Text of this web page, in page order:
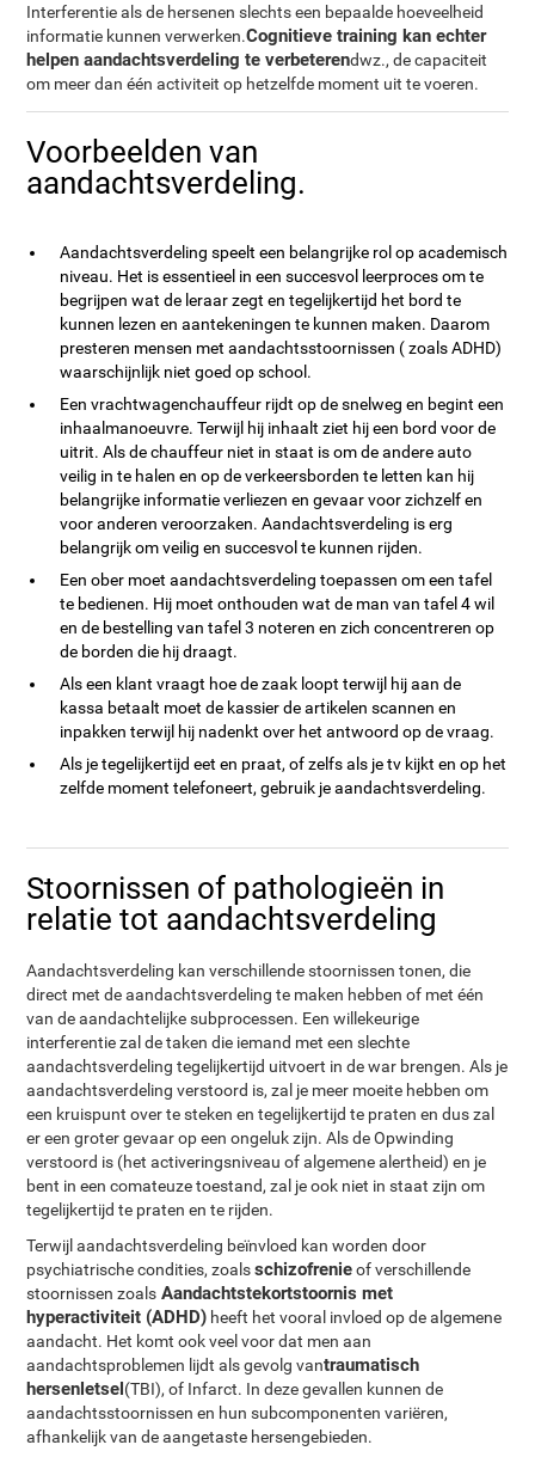
Interferentie als de hersenen slechts een bepaalde hoeveelheid
informatie kunnen verwerken.Cognitieve training kan echter
helpen aandachtsverdeling te verbeterendwz., de capaciteit
om meer dan één activiteit op hetzelfde moment uit te voeren.
Voorbeelden van
aandachtsverdeling.
Aandachtsverdeling speelt een belangrijke rol op academisch
niveau. Het is essentieel in een succesvol leerproces om te
begrijpen wat de leraar zegt en tegelijkertijd het bord te
kunnen lezen en aantekeningen te kunnen maken. Daarom
presteren mensen met aandachtsstoornissen ( zoals ADHD)
waarschijnlijk niet goed op school.
Een vrachtwagenchauffeur rijdt op de snelweg en begint een
inhaalmanoeuvre. Terwijl hij inhaalt ziet hij een bord voor de
uitrit. Als de chauffeur niet in staat is om de andere auto
veilig in te halen en op de verkeersborden te letten kan hij
belangrijke informatie verliezen en gevaar voor zichzelf en
voor anderen veroorzaken. Aandachtsverdeling is erg
belangrijk om veilig en succesvol te kunnen rijden.
Een ober moet aandachtsverdeling toepassen om een tafel
te bedienen. Hij moet onthouden wat de man van tafel 4 wil
en de bestelling van tafel 3 noteren en zich concentreren op
de borden die hij draagt.
Als een klant vraagt hoe de zaak loopt terwijl hij aan de
kassa betaalt moet de kassier de artikelen scannen en
inpakken terwijl hij nadenkt over het antwoord op de vraag.
Als je tegelijkertijd eet en praat, of zelfs als je tv kijkt en op het
zelfde moment telefoneert, gebruik je aandachtsverdeling.
Stoornissen of pathologieën in
relatie tot aandachtsverdeling
Aandachtsverdeling kan verschillende stoornissen tonen, die
direct met de aandachtsverdeling te maken hebben of met één
van de aandachtelijke subprocessen. Een willekeurige
interferentie zal de taken die iemand met een slechte
aandachtsverdeling tegelijkertijd uitvoert in de war brengen. Als je
aandachtsverdeling verstoord is, zal je meer moeite hebben om
een kruispunt over te steken en tegelijkertijd te praten en dus zal
er een groter gevaar op een ongeluk zijn. Als de Opwinding
verstoord is (het activeringsniveau of algemene alertheid) en je
bent in een comateuze toestand, zal je ook niet in staat zijn om
tegelijkertijd te praten en te rijden.
Terwijl aandachtsverdeling beïnvloed kan worden door
psychiatrische condities, zoalsschizofrenieof verschillende
stoornissen zoals Aandachtstekortstoornis met
hyperactiviteit (ADHD) heeft het vooral invloed op de algemene
aandacht. Het komt ook veel voor dat men aan
aandachtsproblemen lijdt als gevolg vantraumatisch
hersenletsel(TBI), of Infarct. In deze gevallen kunnen de
aandachtsstoornissen en hun subcomponenten variëren,
afhankelijk van de aangetaste hersengebieden.